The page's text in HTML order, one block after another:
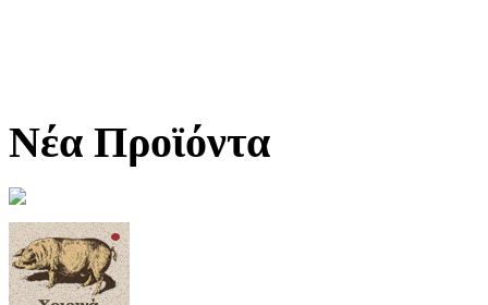
Νέα Προϊόντα